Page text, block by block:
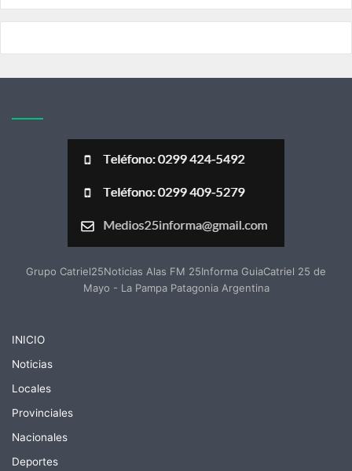
Grupo Catriel25Noticias Alas FM 25Informa GuiaCatriel 25 de
Mayo - La Pampa Patagonia Argentina
INICIO
Noticias
Locales
Provinciales
Nacionales
Deportes